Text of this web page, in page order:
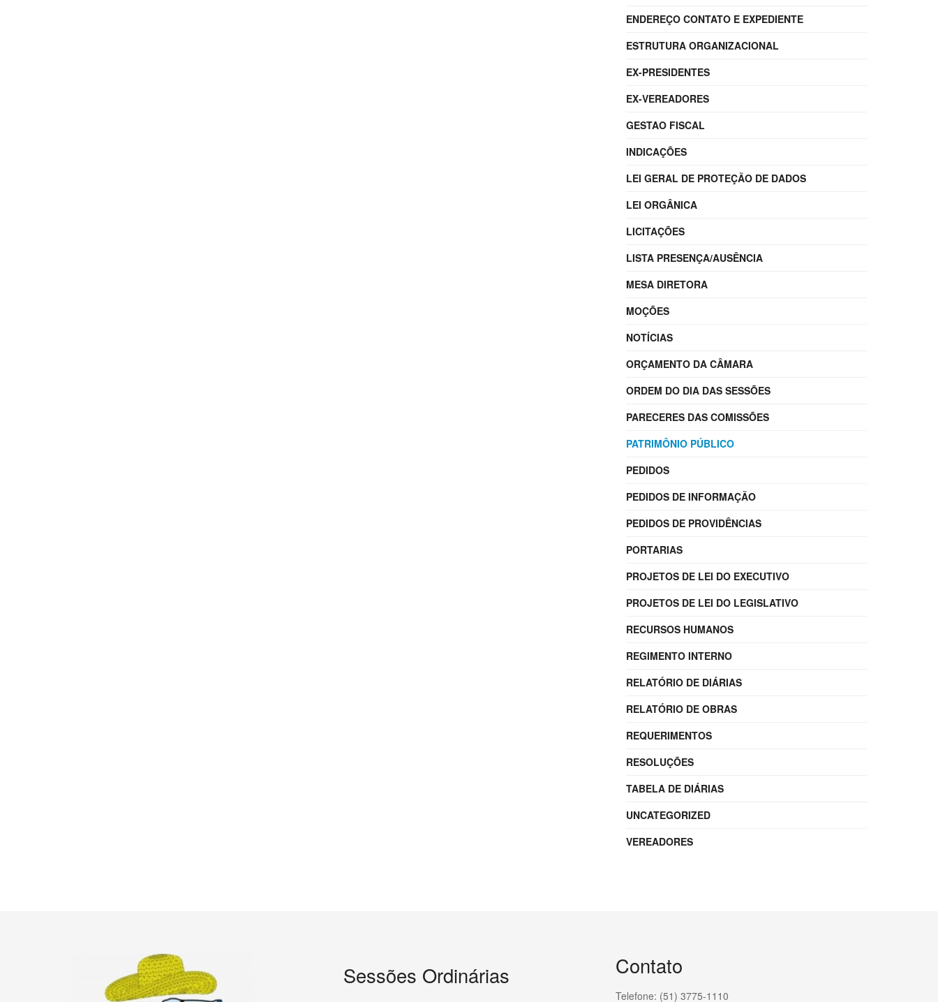
ENDEREÇO CONTATO E EXPEDIENTE
ESTRUTURA ORGANIZACIONAL
EX-PRESIDENTES
EX-VEREADORES
GESTAO FISCAL
INDICAÇÕES
LEI GERAL DE PROTEÇÃO DE DADOS
LEI ORGÂNICA
LICITAÇÕES
LISTA PRESENÇA/AUSÊNCIA
MESA DIRETORA
MOÇÕES
NOTÍCIAS
ORÇAMENTO DA CÂMARA
ORDEM DO DIA DAS SESSÕES
PARECERES DAS COMISSÕES
PATRIMÔNIO PÚBLICO
PEDIDOS
PEDIDOS DE INFORMAÇÃO
PEDIDOS DE PROVIDÊNCIAS
PORTARIAS
PROJETOS DE LEI DO EXECUTIVO
PROJETOS DE LEI DO LEGISLATIVO
RECURSOS HUMANOS
REGIMENTO INTERNO
RELATÓRIO DE DIÁRIAS
RELATÓRIO DE OBRAS
REQUERIMENTOS
RESOLUÇÕES
TABELA DE DIÁRIAS
UNCATEGORIZED
VEREADORES
Sessões Ordinárias Contato
Telefone: (51) 3775-1110